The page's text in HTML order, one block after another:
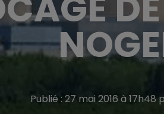
Publié : 27 mai 2016 à